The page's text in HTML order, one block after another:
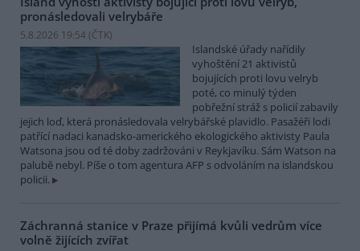
pronásledovali velrybáře
5.8.2026 19:54 (ČTK)
Islandské úřady nařídily
vyhoštění 21 aktivistů
bojujících proti lovu velryb
poté, co minulý týden
pobřežní stráž s policií zabavily
jejich loď, která pronásledovala velrybářské plavidlo. Pasažéři lodi
patřící nadaci kanadsko-amerického ekologického aktivisty Paula
Watsona jsou od té doby zadržováni v Reykjavíku. Sám Watson na
palubě nebyl. Píše o tom agentura AFP s odvoláním na islandskou
policii.
Záchranná stanice v Praze přijímá kvůli vedrům více
volně žijících zvířat